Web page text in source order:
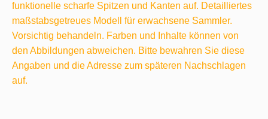
funktionelle scharfe Spitzen und Kanten auf. Detailliertes
maßstabsgetreues Modell für erwachsene Sammler.
Vorsichtig behandeln. Farben und Inhalte können von
den Abbildungen abweichen. Bitte bewahren Sie diese
Angaben und die Adresse zum späteren Nachschlagen
auf.